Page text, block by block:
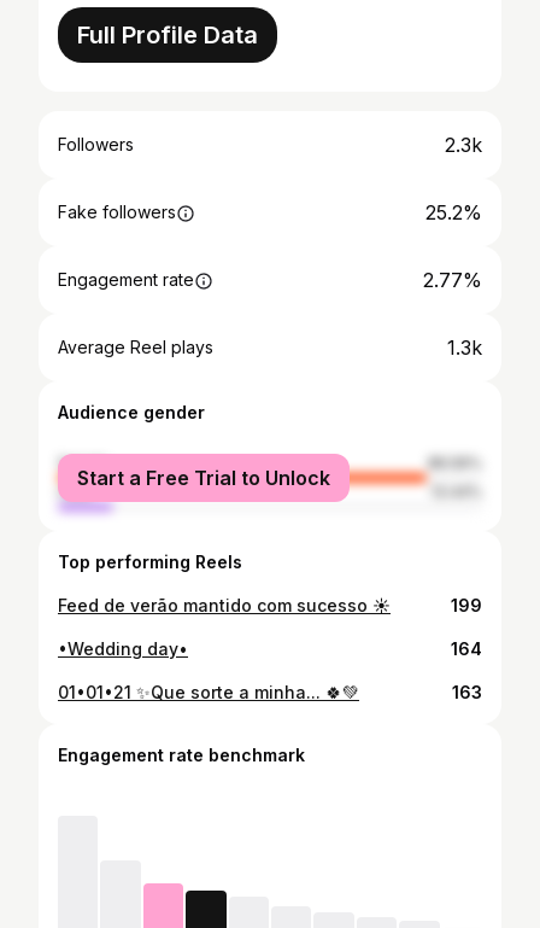
Full Profile Data
Followers 2.3k
Fake followers 25.2%
Engagement rate 2.77%
Average Reel plays 1.3k
Audience gender
female
male
Start a Free Trial to Unlock
Top performing Reels
Feed de verão mantido com sucesso ☀️ 199
•Wedding day• 164
01•01•21 ✨Que sorte a minha... 🍀💚 163
Engagement rate benchmark